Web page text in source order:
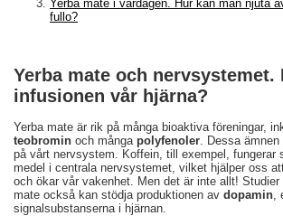
Yerba mate i vardagen. Hur kan man njuta
fullo?
Yerba mate och nervsystemet.
infusionen vår hjärna?
Yerba mate är rik på många bioaktiva föreningar,
teobromin och många polyfenoler. Dessa
på vårt nervsystem. Koffein, till exempel, fungerar
medel i centrala nervsystemet, vilket hjälper oss
och ökar vår vakenhet. Men det är inte allt!
mate också kan stödja produktionen av dopamin,
signalsubstanserna i hjärnan.